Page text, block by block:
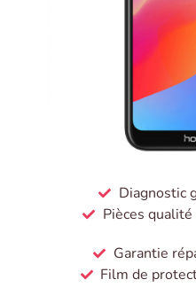
Diagnostic
Pièces
Garantie
Film de